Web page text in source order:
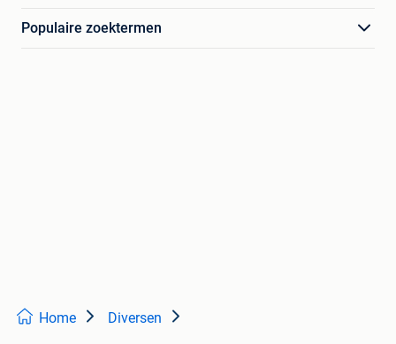
Populaire zoektermen
Home Diversen